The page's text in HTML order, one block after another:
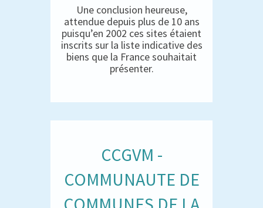
Une conclusion heureuse,
attendue depuis plus de 10 ans
puisqu’en 2002 ces sites étaient
inscrits sur la liste indicative des
biens que la France souhaitait
présenter.
CCGVM -
COMMUNAUTE DE